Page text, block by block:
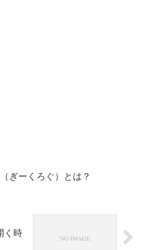
ぎーくろぐ）とは？
く時